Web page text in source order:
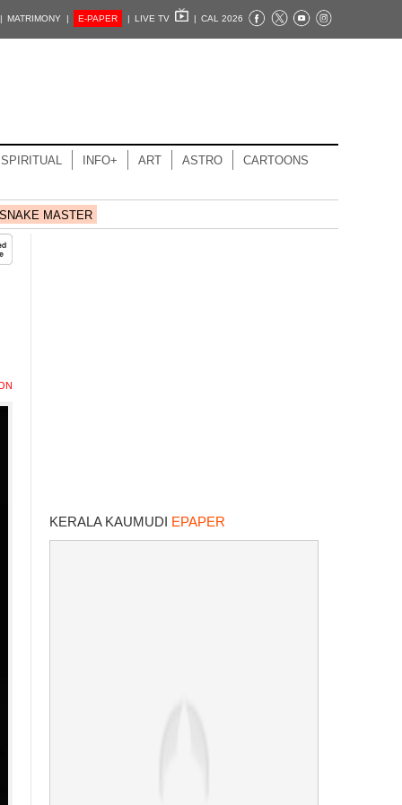
MATRIMONY | E-PAPER | LIVE TV | CAL 2026
SPIRITUAL INFO+ ART ASTRO CARTOONS
MASTER
KERALA KAUMUDI EPAPER